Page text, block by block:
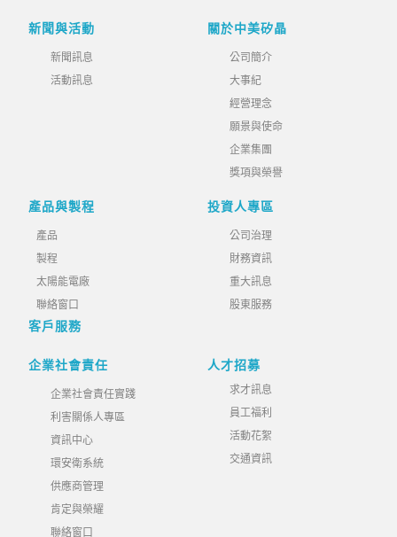
新聞與活動
新聞訊息
活動訊息
關於中美矽晶
公司簡介
大事紀
經營理念
願景與使命
企業集團
獎項與榮譽
產品與製程
產品
製程
太陽能電廠
聯絡窗口
客戶服務
投資人專區
公司治理
財務資訊
重大訊息
股東服務
企業社會責任
企業社會責任實踐
利害關係人專區
資訊中心
環安衛系統
供應商管理
肯定與榮耀
聯絡窗口
人才招募
求才訊息
員工福利
活動花絮
交通資訊